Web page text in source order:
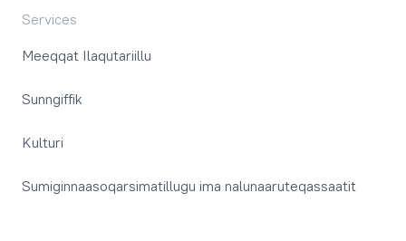
Services
Meeqqat Ilaqutariillu
Sunngiffik
Kulturi
Sumiginnaasoqarsimatillugu ima nalunaaruteqassaatit